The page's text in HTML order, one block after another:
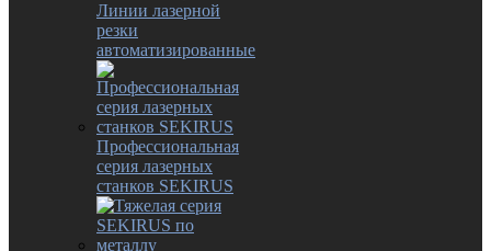
Линии лазерной
резки
автоматизированные
Профессиональная
серия лазерных
станков SEKIRUS